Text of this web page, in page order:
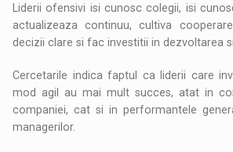
Liderii ofensivi isi cunosc colegii, isi
actualizeaza continuu, cultiva
decizii clare si fac investitii in dezvoltarea
Cercetarile indica faptul ca liderii care
mod agil au mai mult succes, atat in
companiei, cat si in performantele
managerilor.